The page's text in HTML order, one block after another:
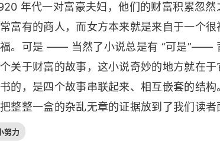
德丽德·贝维尔
年代一对富豪夫妇，他们的财富积累忽
富有的商人，而女方本来就是来自于一个
。可是 —— 当然了小说总是有 “可是”——
关于财富的故事，这小说奇妙的地方就在
的，是四个故事串联起来、相互嵌套的结
整整一盒的杂乱无章的证据放到了我们读
最后的答案，它是一共有四层故事，也讲述
努力